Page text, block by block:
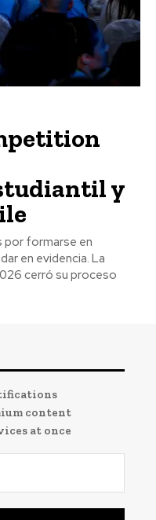
y
por formarse en
en evidencia. La
cerró su proceso
content
at once